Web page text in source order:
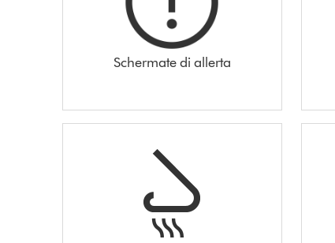
Schermate di allerta